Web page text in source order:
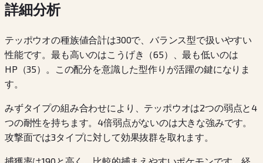
詳細分析
テッポウオの種族値合計は300で、バランス型で扱いやすい
性能です。最も高いのはこうげき（65）、最も低いのは
HP（35）。この配分を意識した型作りが活躍の鍵になりま
す。
みずタイプの組み合わせにより、テッポウオは2つの弱点と4
つの耐性を持ちます。4倍弱点がないのは大きな強みです。
攻撃面では3タイプに対して効果抜群を取れます。